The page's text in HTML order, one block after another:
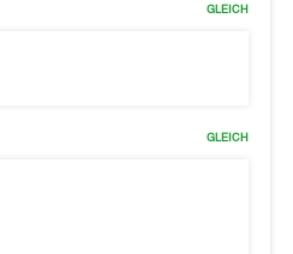
GLEICH
GLEICH